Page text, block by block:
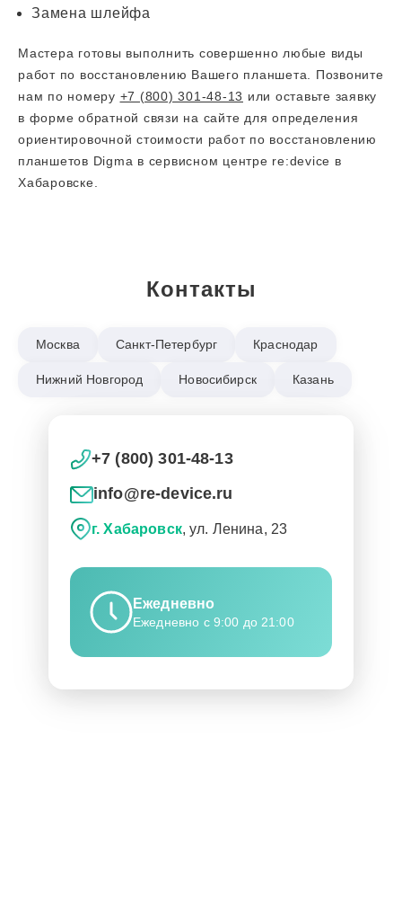
Замена шлейфа
Мастера готовы выполнить совершенно любые виды
работ по восстановлению Вашего планшета. Позвоните
нам по номеру +7 (800) 301-48-13 или оставьте заявку
в форме обратной связи на сайте для определения
ориентировочной стоимости работ по восстановлению
планшетов Digma в сервисном центре re:device в
Хабаровске.
Контакты
Москва Санкт-Петербург Краснодар
Нижний Новгород Новосибирск Казань
+7 (800) 301-48-13
info@re-device.ru
г. Хабаровск, ул. Ленина, 23
Ежедневно
Ежедневно с 9:00 до 21:00